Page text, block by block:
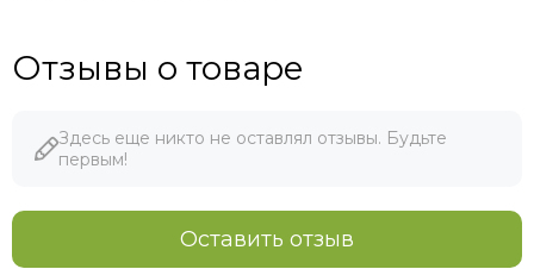
Отзывы о товаре
Здесь еще никто не оставлял отзывы. Будьте
первым!
Оставить отзыв